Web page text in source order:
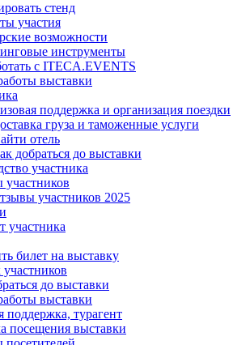
стенд
участия
возможности
инструменты
с ITECA.EVENTS
выставки
поддержка и организация поездки
груза и таможенные услуги
отель
добраться до выставки
участника
участников 2025
участника
билет на выставку
до выставки
выставки
поддержка, турагент
посещения выставки